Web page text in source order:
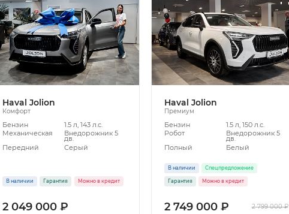
Haval Jolion
Комфорт
Бензин
1.5 л, 143 л.с.
Механическая
Внедорожник 5
дв.
Передний
Серый
В наличии Гарантия Можно в кредит
2 049 000 ₽
Haval Jolion
Премиум
Бензин
1.5 л, 150 л.с.
Робот
Внедорожник 5
дв.
Полный
Белый
В наличии Спецпредложение
Гарантия Можно в кредит
2 749 000 ₽ 2 799 000 ₽